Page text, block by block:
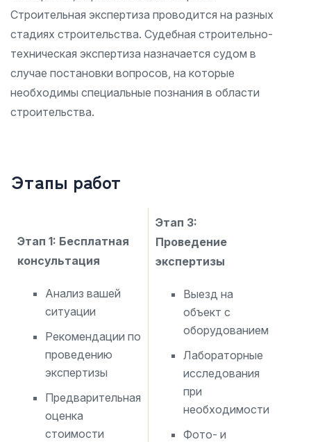
Строительная экспертиза проводится на разных
стадиях строительства. Судебная строительно-
техническая экспертиза назначается судом в
случае постановки вопросов, на которые
необходимы специальные познания в области
строительства.
Этапы работ
Этап 1: Бесплатная
консультация
Анализ вашей
ситуации
Рекомендации по
проведению
экспертизы
Предварительная
оценка
стоимости
Этап 3:
Проведение
экспертизы
Выезд на
объект с
оборудованием
Лабораторные
исследования
при
необходимости
Фото- и